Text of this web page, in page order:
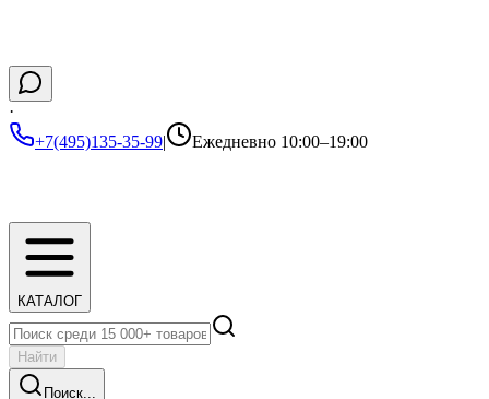
·
+7(495)135-35-99| Ежедневно 10:00–19:00
КАТАЛОГ
Найти
Поиск...